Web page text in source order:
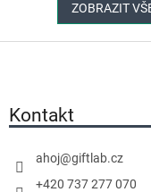
ZOBRAZIT
Kontakt
ahoj@giftlab.cz
+420 737 277 070